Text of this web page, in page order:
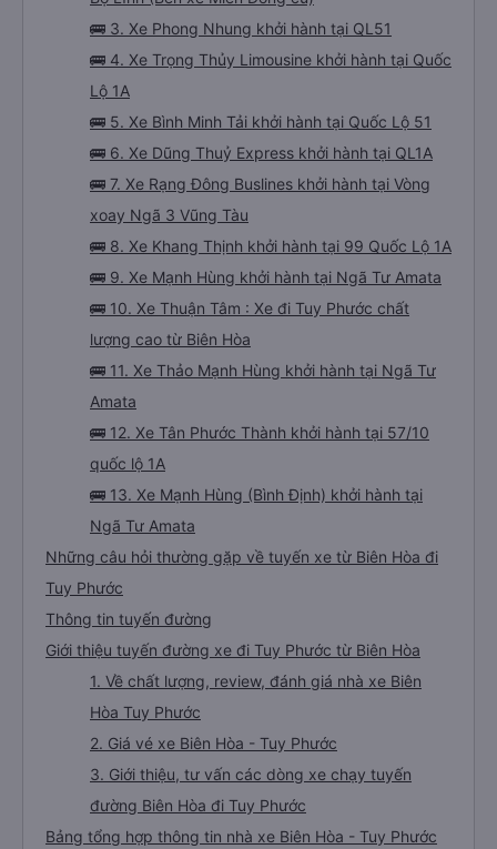
🚌 3. Xe Phong Nhung khởi hành tại QL51
🚌 4. Xe Trọng Thủy Limousine khởi hành tại Quốc
Lộ 1A
🚌 5. Xe Bình Minh Tải khởi hành tại Quốc Lộ 51
🚌 6. Xe Dũng Thuỷ Express khởi hành tại QL1A
🚌 7. Xe Rạng Đông Buslines khởi hành tại Vòng
xoay Ngã 3 Vũng Tàu
🚌 8. Xe Khang Thịnh khởi hành tại 99 Quốc Lộ 1A
🚌 9. Xe Mạnh Hùng khởi hành tại Ngã Tư Amata
🚌 10. Xe Thuận Tâm : Xe đi Tuy Phước chất
lượng cao từ Biên Hòa
🚌 11. Xe Thảo Mạnh Hùng khởi hành tại Ngã Tư
Amata
🚌 12. Xe Tân Phước Thành khởi hành tại 57/10
quốc lộ 1A
🚌 13. Xe Mạnh Hùng (Bình Định) khởi hành tại
Ngã Tư Amata
Những câu hỏi thường gặp về tuyến xe từ Biên Hòa đi
Tuy Phước
Thông tin tuyến đường
Giới thiệu tuyến đường xe đi Tuy Phước từ Biên Hòa
1. Về chất lượng, review, đánh giá nhà xe Biên
Hòa Tuy Phước
2. Giá vé xe Biên Hòa - Tuy Phước
3. Giới thiệu, tư vấn các dòng xe chạy tuyến
đường Biên Hòa đi Tuy Phước
Bảng tổng hợp thông tin nhà xe Biên Hòa - Tuy Phước